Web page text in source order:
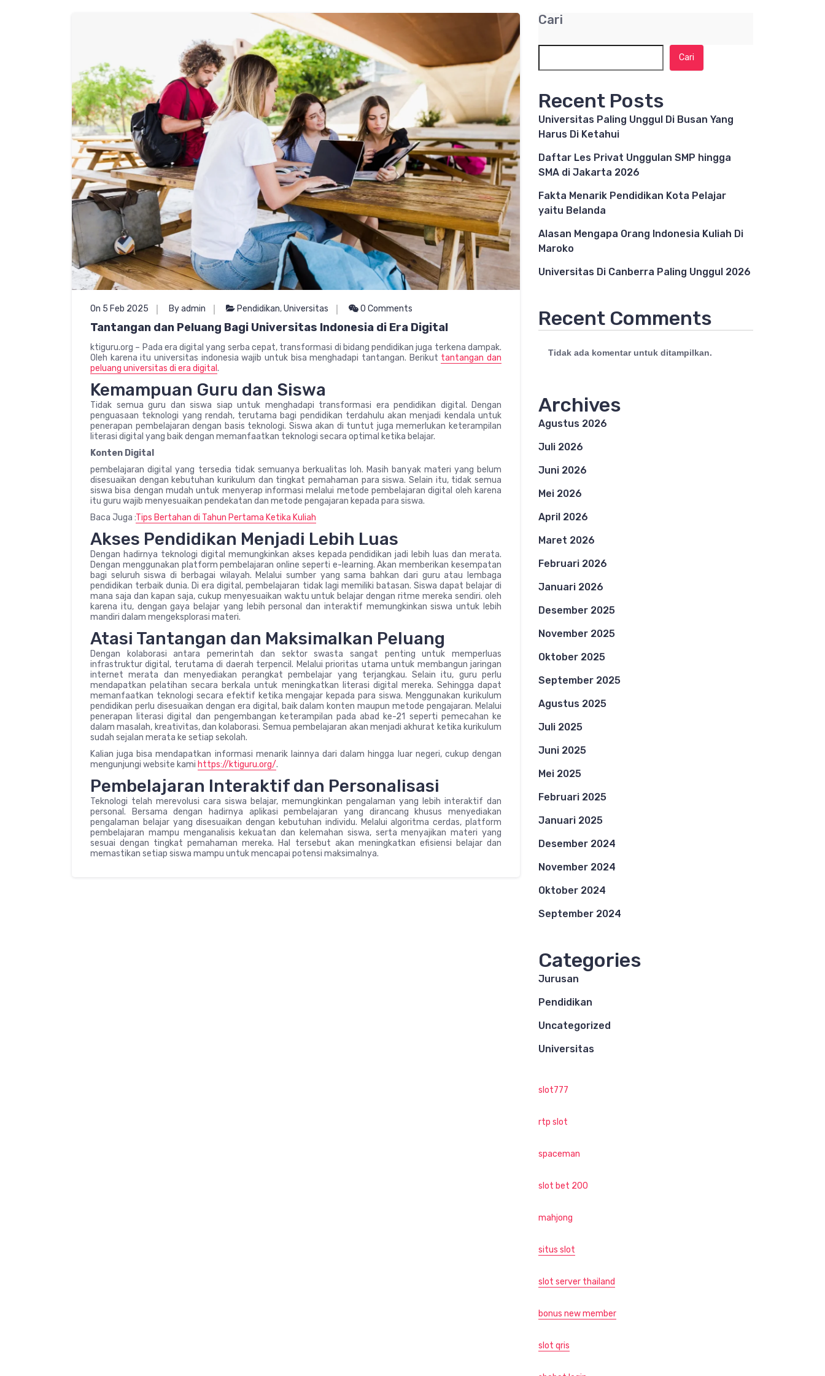
On 5 Feb 2025 By admin Pendidikan,Universitas 0 Comments
Tantangan dan Peluang Bagi Universitas Indonesia di Era Digital
ktiguru.org – Pada era digital yang serba cepat, transformasi di bidang pendidikan juga terkena dampak.
Oleh karena itu universitas indonesia wajib untuk bisa menghadapi tantangan. Berikut tantangan dan
peluang universitas di era digital .
Kemampuan Guru dan Siswa
Tidak semua guru dan siswa siap untuk menghadapi transformasi era pendidikan digital. Dengan
penguasaan teknologi yang rendah, terutama bagi pendidikan terdahulu akan menjadi kendala untuk
penerapan pembelajaran dengan basis teknologi. Siswa akan di tuntut juga memerlukan keterampilan
literasi digital yang baik dengan memanfaatkan teknologi secara optimal ketika belajar.
Konten Digital
pembelajaran digital yang tersedia tidak semuanya berkualitas loh. Masih banyak materi yang belum
disesuaikan dengan kebutuhan kurikulum dan tingkat pemahaman para siswa. Selain itu, tidak semua
siswa bisa dengan mudah untuk menyerap informasi melalui metode pembelajaran digital oleh karena
itu guru wajib menyesuaikan pendekatan dan metode pengajaran kepada para siswa.
Baca Juga :Tips Bertahan di Tahun Pertama Ketika Kuliah
Akses Pendidikan Menjadi Lebih Luas
Dengan hadirnya teknologi digital memungkinkan akses kepada pendidikan jadi lebih luas dan merata.
Dengan menggunakan platform pembelajaran online seperti e-learning. Akan memberikan kesempatan
bagi seluruh siswa di berbagai wilayah. Melalui sumber yang sama bahkan dari guru atau lembaga
pendidikan terbaik dunia. Di era digital, pembelajaran tidak lagi memiliki batasan. Siswa dapat belajar di
mana saja dan kapan saja, cukup menyesuaikan waktu untuk belajar dengan ritme mereka sendiri. oleh
karena itu, dengan gaya belajar yang lebih personal dan interaktif memungkinkan siswa untuk lebih
mandiri dalam mengeksplorasi materi.
Atasi Tantangan dan Maksimalkan Peluang
Dengan kolaborasi antara pemerintah dan sektor swasta sangat penting untuk memperluas
infrastruktur digital, terutama di daerah terpencil. Melalui prioritas utama untuk membangun jaringan
internet merata dan menyediakan perangkat pembelajar yang terjangkau. Selain itu, guru perlu
mendapatkan pelatihan secara berkala untuk meningkatkan literasi digital mereka. Sehingga dapat
memanfaatkan teknologi secara efektif ketika mengajar kepada para siswa. Menggunakan kurikulum
pendidikan perlu disesuaikan dengan era digital, baik dalam konten maupun metode pengajaran. Melalui
penerapan literasi digital dan pengembangan keterampilan pada abad ke-21 seperti pemecahan ke
dalam masalah, kreativitas, dan kolaborasi. Semua pembelajaran akan menjadi akhurat ketika kurikulum
sudah sejalan merata ke setiap sekolah.
Kalian juga bisa mendapatkan informasi menarik lainnya dari dalam hingga luar negeri, cukup dengan
mengunjungi website kami https://ktiguru.org/.
Pembelajaran Interaktif dan Personalisasi
Teknologi telah merevolusi cara siswa belajar, memungkinkan pengalaman yang lebih interaktif dan
personal. Bersama dengan hadirnya aplikasi pembelajaran yang dirancang khusus menyediakan
pengalaman belajar yang disesuaikan dengan kebutuhan individu. Melalui algoritma cerdas, platform
pembelajaran mampu menganalisis kekuatan dan kelemahan siswa, serta menyajikan materi yang
sesuai dengan tingkat pemahaman mereka. Hal tersebut akan meningkatkan efisiensi belajar dan
memastikan setiap siswa mampu untuk mencapai potensi maksimalnya.
Cari
Cari
Recent Posts
Universitas Paling Unggul Di Busan Yang
Harus Di Ketahui
Daftar Les Privat Unggulan SMP hingga
SMA di Jakarta 2026
Fakta Menarik Pendidikan Kota Pelajar
yaitu Belanda
Alasan Mengapa Orang Indonesia Kuliah Di
Maroko
Universitas Di Canberra Paling Unggul 2026
Recent Comments
Tidak ada komentar untuk ditampilkan.
Archives
Agustus 2026
Juli 2026
Juni 2026
Mei 2026
April 2026
Maret 2026
Februari 2026
Januari 2026
Desember 2025
November 2025
Oktober 2025
September 2025
Agustus 2025
Juli 2025
Juni 2025
Mei 2025
Februari 2025
Januari 2025
Desember 2024
November 2024
Oktober 2024
September 2024
Categories
Jurusan
Pendidikan
Uncategorized
Universitas
slot777
rtp slot
spaceman
slot bet 200
mahjong
situs slot
slot server thailand
bonus new member
slot qris